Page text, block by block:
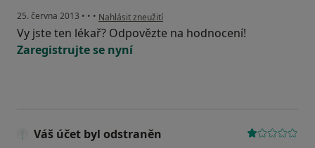
25. června 2013 • • • podle názoru uživatele Váš účet byl odstraněn
Nahlásit zneužití
Vy jste ten lékař? Odpovězte na hodnocení!
Zaregistrujte se nyní
Váš účet byl odstraněn